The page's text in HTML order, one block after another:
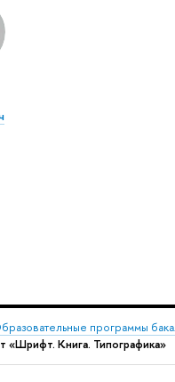
программы
Книга. Типографика»